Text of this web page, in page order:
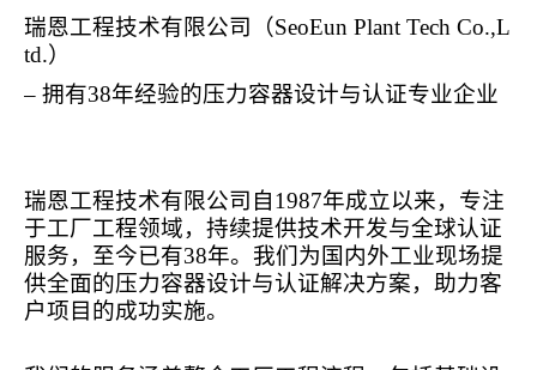
瑞恩工程技术有限公司（SeoEun Plant Tech Co.,L
td.）
– 拥有38年经验的压力容器设计与认证专业企业
瑞恩工程技术有限公司自1987年成立以来， 专注
于工厂工程领域，持续提供技术开发与全球认证
服务，至今已有38年。我们为国内外工业现场提
供全面的压力容器设计与认证解决方案，助力客
户项目的成功实施。